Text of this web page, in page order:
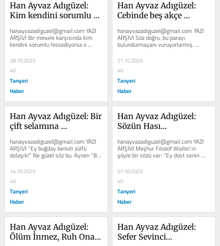
Han Ayvaz Adıgüzel:
Kim kendini sorumlu
hanayvazadiguzel@gmail.com YAZI
ARŞİVİ Bir mesele karşısında kim
kendini sorumlu hissediyorsa o
aydındır. Aydının bir vasfını daha...
28.10.2025
40
Tanyeri
Haber
Han Ayvaz Adıgüzel:
Cebinde beş akçe
hanayvazadiguzel@gmail.com YAZI
ARŞİVİ Söz doğru, bu parayı
bulundurmayanı vuruyorlarmış.
Osmanlı’da Sultan Abdulhamit
zamanında...
21.10.2025
40
Tanyeri
Haber
Han Ayvaz Adıgüzel: Bir
çift selamına
hanayvazadiguzel@gmail.com YAZI
ARŞİVİ “Ey buğday benizli zülfü
dolaşık!” Ne güzel söz bu. Aynen “Bir
çift selamına...
14.10.2025
40
Tanyeri
Haber
Han Ayvaz Adıgüzel:
Sözün Hası…
hanayvazadiguzel@gmail.com YAZI
ARŞİVİ Meşhur Filozof Walter’ın
şöyle bir sözü var: “Ey dost senin
fikirlerini sevmiyorum ama...
07.10.2025
40
Tanyeri
Haber
Han Ayvaz Adıgüzel:
Ölüm İnmez, Ruh Ona
Han Ayvaz Adıgüzel:
Sefer Sevinci…